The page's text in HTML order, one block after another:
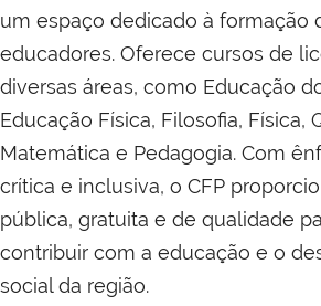
um espaço dedicado à formação
educadores. Oferece cursos de
diversas áreas, como Educação
Educação Física, Filosofia, Física,
Matemática e Pedagogia. Com
crítica e inclusiva, o CFP
pública, gratuita e de qualidade
contribuir com a educação e o
social da região.